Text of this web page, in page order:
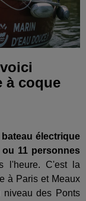
à coque
bateau électrique
ou 11 personnes
l'heure. C'est la
à Paris et Meaux
des Ponts